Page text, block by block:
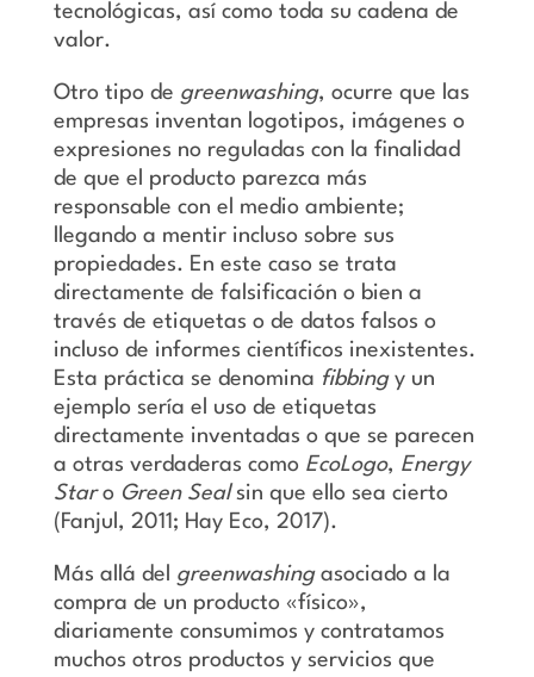
tecnológicas, así como toda su cadena de
valor.
Otro tipo de greenwashing, ocurre que las
empresas inventan logotipos, imágenes o
expresiones no reguladas con la finalidad
de que el producto parezca más
responsable con el medio ambiente;
llegando a mentir incluso sobre sus
propiedades. En este caso se trata
directamente de falsificación o bien a
través de etiquetas o de datos falsos o
incluso de informes científicos inexistentes.
Esta práctica se denomina fibbingy un
ejemplo sería el uso de etiquetas
directamente inventadas o que se parecen
a otras verdaderas como EcoLogo, Energy
Staro Green Sealsin que ello sea cierto
(Fanjul, 2011; Hay Eco, 2017).
Más allá del greenwashingasociado a la
compra de un producto «físico»,
diariamente consumimos y contratamos
muchos otros productos y servicios que